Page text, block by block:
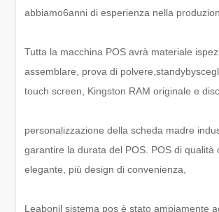
abbiamo6anni di esperienza nella
Tutta la macchina POS avrà materiale
assemblare, prova di polvere,standyby
touch screen, Kingston RAM originale e
personalizzazione della scheda madre
garantire la durata del POS. POS di qualità
elegante, più design di convenienza,
Leabonil sistema pos è stato ampiamente